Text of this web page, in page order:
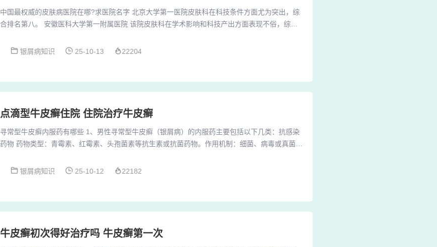
中国最权威的皮肤病医院在哪?求医院名字 北京大学第一医院皮肤科在科技条件方面尤为突出，综
合排名第八。 安徽医科大学第一附属医院 该院皮肤科在学术影响和科技产出方面表现不俗，综合
十。北京大学医院皮肤科：作为国内一流的皮肤科医院，其在皮肤病诊疗、科研以及教学方面都有
银屑病知识 25-10-13 22204
点滴型牛皮癣住院 住院治疗牛皮癣
寻常型牛皮癣内服药有哪些 1、男性寻常型牛皮癣（银屑病）的内服药主要包括以下几类：抗感染
药物 药物类型：青霉素、红霉素、头孢菌素等抗生素或抗菌药物。作用机制：细菌、病毒或真菌感
痛特点的牛皮癣患者，中医认为这属于热的范畴，应采用清热解毒的方法进行治疗。常用药物有二
银屑病知识 25-10-12 22182
牛皮癣初次得好治疗吗 牛皮癣第一次